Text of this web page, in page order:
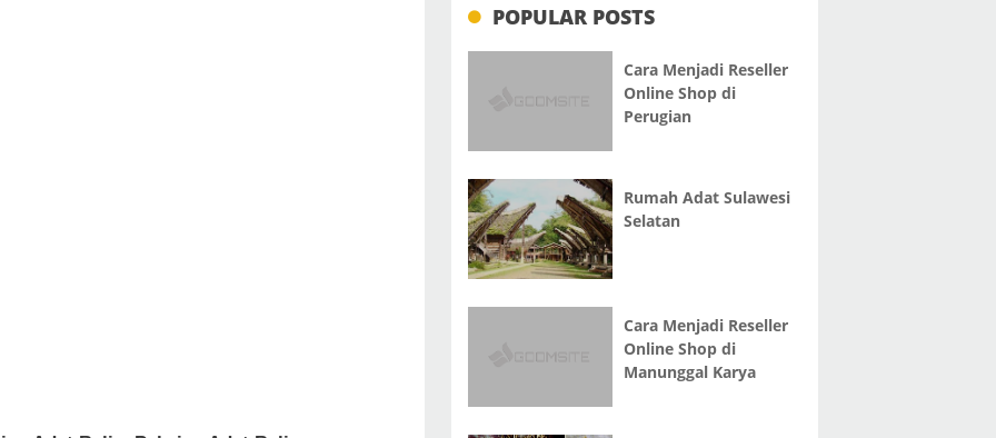
POPULAR POSTS
Cara Menjadi Reseller
Online Shop di
Perugian
Rumah Adat Sulawesi
Selatan
Cara Menjadi Reseller
Online Shop di
Manunggal Karya